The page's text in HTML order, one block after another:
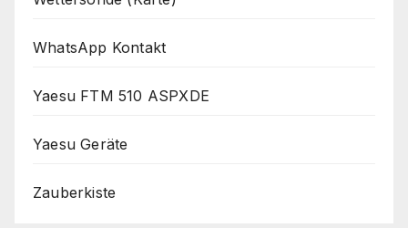
WhatsApp Kontakt
Yaesu FTM 510 ASPXDE
Yaesu Geräte
Zauberkiste